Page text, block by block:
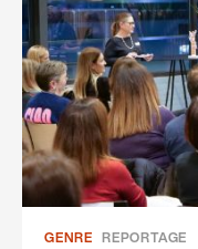
GENRE REPORTAGE